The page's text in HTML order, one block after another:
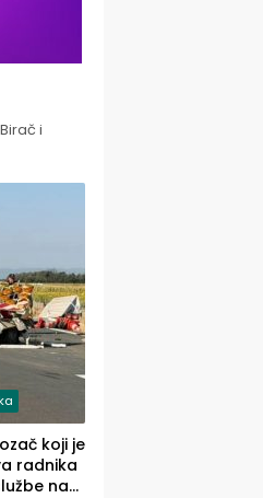
i
koji je
radnika
na